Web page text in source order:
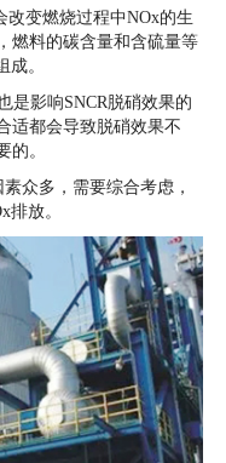
改变燃烧过程中NOx的生
燃料的碳含量和含硫量等
。
是影响SNCR脱硝效果的
适都会导致脱硝效果不
的。
众多，需要综合考虑，
放。